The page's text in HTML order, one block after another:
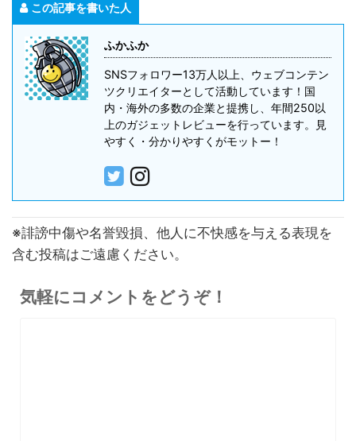
この記事を書いた人
ふかふか
SNSフォロワー13万人以上、ウェブコンテン
ツクリエイターとして活動しています！国
内・海外の多数の企業と提携し、年間250以
上のガジェットレビューを行っています。見
やすく・分かりやすくがモットー！
※誹謗中傷や名誉毀損、他人に不快感を与える表現を
含む投稿はご遠慮ください。
気軽にコメントをどうぞ！